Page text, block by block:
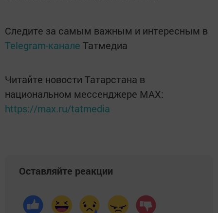
Следите за самым важным и интересным в
Telegram-канале Татмедиа
Читайте новости Татарстана в
национальном мессенджере MАХ:
https://max.ru/tatmedia
Оставляйте реакции